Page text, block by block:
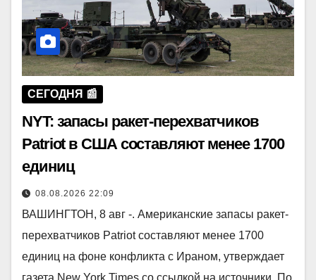
СЕГОДНЯ 📰
NYT: запасы ракет-перехватчиков
Patriot в США составляют менее 1700
единиц
08.08.2026 22:09
ВАШИНГТОН, 8 авг -. Американские запасы ракет-
перехватчиков Patriot составляют менее 1700
единиц на фоне конфликта с Ираном, утверждает
газета New York Times со ссылкой на источники. По